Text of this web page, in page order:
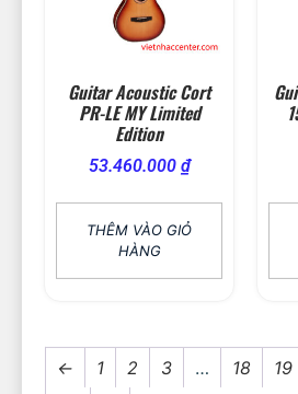
Guitar Acoustic Cort
PR-LE MY Limited
Edition
53.460.000 ₫
THÊM VÀO GIỎ
HÀNG
← 1 2 3 … 18 19